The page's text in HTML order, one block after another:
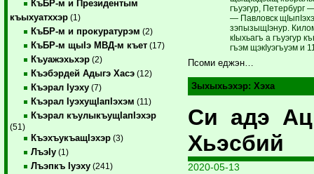
КъБР-м и Президентым
къыхуатххэр (1)
КъБР-м и прокуратурэм (2)
КъБР-м щыIэ МВД-м къет (17)
Къуажэхьхэр (2)
Къэбэрдей Адыгэ Хасэ (12)
Къэрал Iуэху (7)
Къэрал IуэхущIапIэхэм (11)
Къэрал къулыкъущIапIэхэр
(51)
КъэхъукъащIэхэр (3)
ЛъэIу (1)
Лъэпкъ Iуэху (241)
гъуэгур, Петербург
— Павловск
зэпызыщIэнур.
кIыхьагъ а гъуэгур
гъэм щэкIуэгъуэм и
Псоми еджэн…
Зыхыхьэхэр: Хэха
Си адэ
Хьэсбий
2020-05-13